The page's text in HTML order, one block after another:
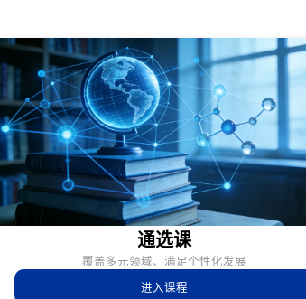
通选课
覆盖多元领域、满足个性化发展
进入课程